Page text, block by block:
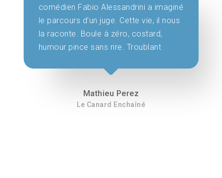
comédien Fabio Alessandrini a imaginé
le parcours d’un juge. Cette vie, il nous
la raconte. Boule à zéro, costard,
humour pince sans rire. Troublant
Mathieu Perez
Le Canard Enchaîné